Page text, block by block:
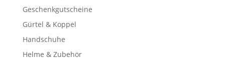
Geschenkgutscheine
Gürtel & Koppel
Handschuhe
Helme & Zubehör